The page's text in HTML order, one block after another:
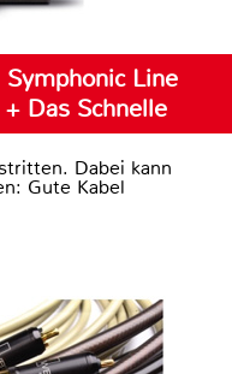
Symphonic Line
Das Schnelle
Dabei kann
Gute Kabel